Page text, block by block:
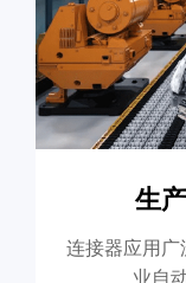
生
连接器应用广
业自